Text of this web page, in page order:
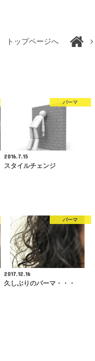
トップページへ
パーマ
2016.7.15
スタイルチェンジ
パーマ
2017.12.16
久しぶりのパーマ・・・